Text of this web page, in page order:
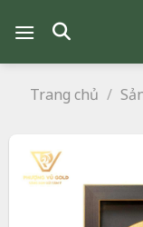
đến
Trang chủ /